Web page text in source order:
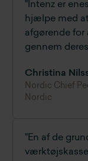
"Intenz er
hjælpe med
afgørende
gennem
Christina
Nordic Chief
Nordic
"En af de